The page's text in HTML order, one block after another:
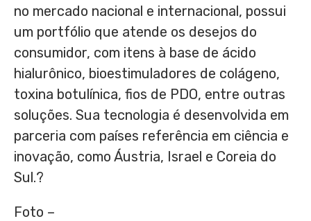
no mercado nacional e internacional, possui
um portfólio que atende os desejos do
consumidor, com itens à base de ácido
hialurônico, bioestimuladores de colágeno,
toxina botulínica, fios de PDO, entre outras
soluções. Sua tecnologia é desenvolvida em
parceria com países referência em ciência e
inovação, como Áustria, Israel e Coreia do
Sul.?
Foto –